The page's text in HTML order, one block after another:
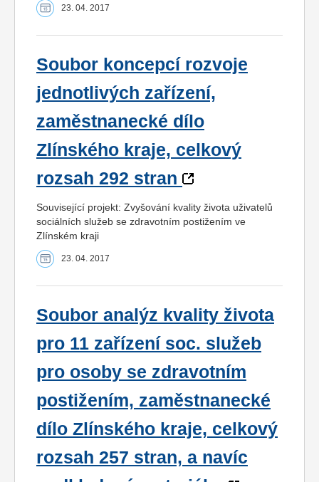
23. 04. 2017
Soubor koncepcí rozvoje
jednotlivých zařízení,
zaměstnanecké dílo
Zlínského kraje, celkový
rozsah 292 stran
Související projekt: Zvyšování kvality života uživatelů
sociálních služeb se zdravotním postižením ve
Zlínském kraji
23. 04. 2017
Soubor analýz kvality života
pro 11 zařízení soc. služeb
pro osoby se zdravotním
postižením, zaměstnanecké
dílo Zlínského kraje, celkový
rozsah 257 stran, a navíc